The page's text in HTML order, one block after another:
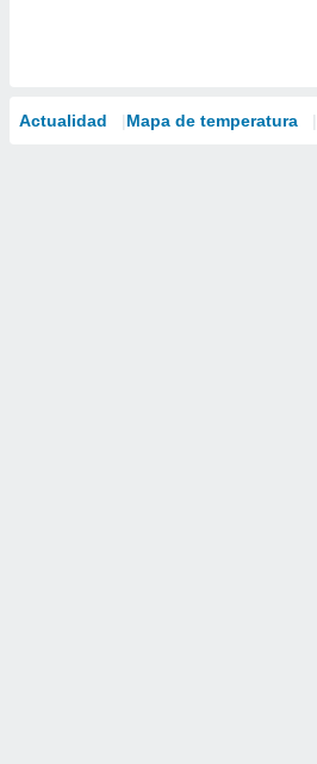
Actualidad Mapa de temperatura